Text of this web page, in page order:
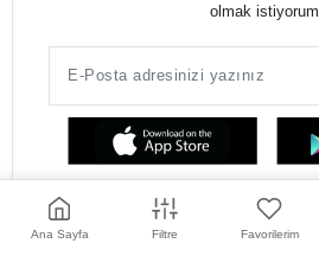
olmak istiyorum.
Ana Sayfa Filtre Favorilerim